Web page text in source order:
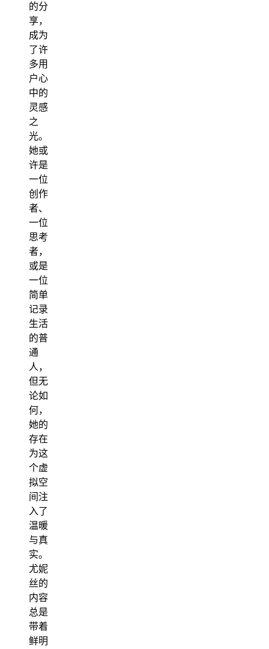
的分
享，
成为
了许
多用
户心
中的
灵感
之
光。
她或
许是
一位
创作
者、
一位
思考
者，
或是
一位
简单
记录
生活
的普
通
人，
但无
论如
何，
她的
存在
为这
个虚
拟空
间注
入了
温暖
与真
实。
尤妮
丝的
内容
总是
带着
鲜明